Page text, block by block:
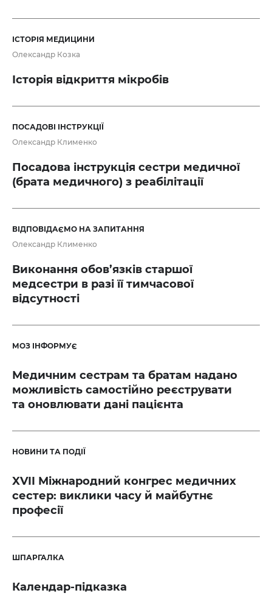
ІСТОРІЯ МЕДИЦИНИ
Олександр Козка
Історія відкриття мікробів
ПОСАДОВІ ІНСТРУКЦІЇ
Олександр Клименко
Посадова інструкція сестри медичної
(брата медичного) з реабілітації
ВІДПОВІДАЄМО НА ЗАПИТАННЯ
Олександр Клименко
Виконання обов’язків старшої
медсестри в разі її тимчасової
відсутності
МОЗ ІНФОРМУЄ
Медичним сестрам та братам надано
можливість самостійно реєструвати
та оновлювати дані пацієнта
НОВИНИ ТА ПОДІЇ
XVII Міжнародний конгрес медичних
сестер: виклики часу й майбутнє
професії
ШПАРГАЛКА
Календар-підказка